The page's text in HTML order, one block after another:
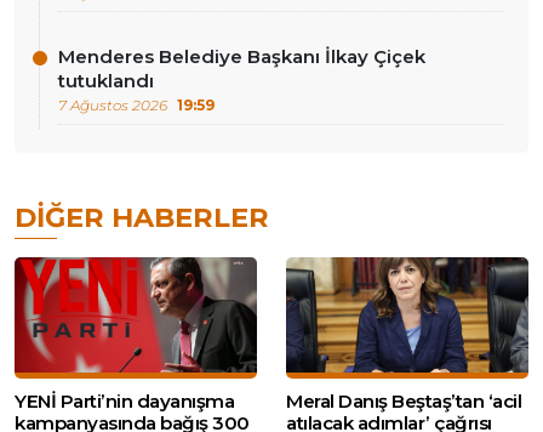
Menderes Belediye Başkanı İlkay Çiçek
tutuklandı
7 Ağustos 2026 19:59
DIĞER HABERLER
YENİ Parti’nin dayanışma
kampanyasında bağış 300
Meral Danış Beştaş’tan ‘acil
atılacak adımlar’ çağrısı